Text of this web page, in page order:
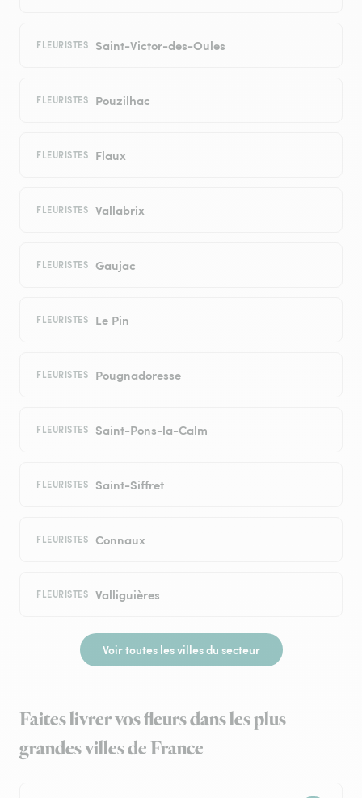
FLEURISTES Saint-Victor-des-Oules
FLEURISTES Pouzilhac
FLEURISTES Flaux
FLEURISTES Vallabrix
FLEURISTES Gaujac
FLEURISTES Le Pin
FLEURISTES Pougnadoresse
FLEURISTES Saint-Pons-la-Calm
FLEURISTES Saint-Siffret
FLEURISTES Connaux
FLEURISTES Valliguières
Voir toutes les villes du secteur
Faites livrer vos fleurs dans les plus
grandes villes de France